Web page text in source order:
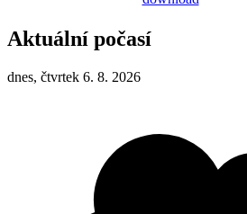
Aktuální počasí
dnes, čtvrtek 6. 8. 2026